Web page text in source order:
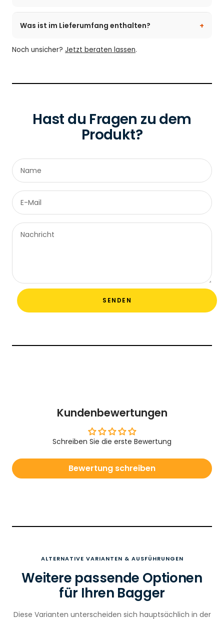
Was ist im Lieferumfang enthalten?
Noch unsicher? Jetzt beraten lassen.
Hast du Fragen zu dem
Produkt?
Name
E-Mail
Nachricht
SENDEN
Kundenbewertungen
Schreiben Sie die erste Bewertung
Bewertung schreiben
ALTERNATIVE VARIANTEN & AUSFÜHRUNGEN
Weitere passende Optionen
für Ihren Bagger
Diese Varianten unterscheiden sich hauptsächlich in der